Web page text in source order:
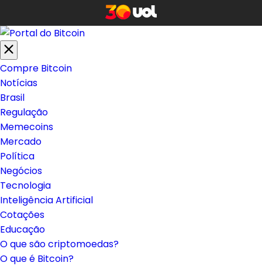
Compre Bitcoin
Notícias
Brasil
Regulação
Memecoins
Mercado
Política
Negócios
Tecnologia
Inteligência Artificial
Cotações
Educação
O que são criptomoedas?
O que é Bitcoin?